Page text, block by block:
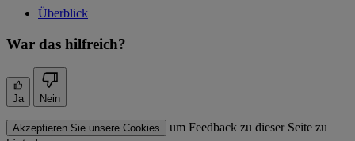
Überblick
War das hilfreich?
Ja Nein
Akzeptieren Sie unsere Cookies
um Feedback zu dieser Seite zu